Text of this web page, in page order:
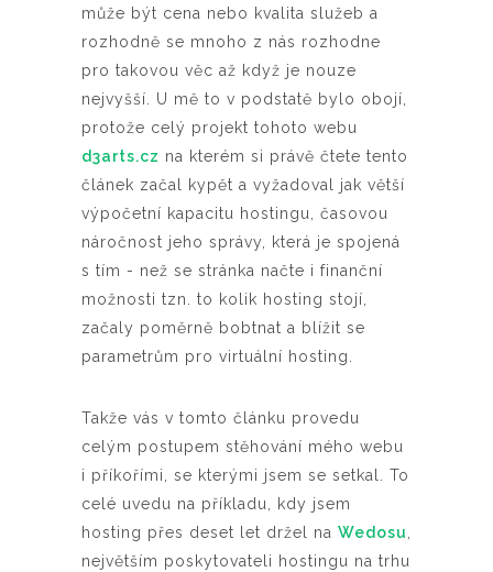
může být cena nebo kvalita služeb a
rozhodně se mnoho z nás rozhodne
pro takovou věc až když je nouze
nejvyšší. U mě to v podstatě bylo obojí,
protože celý projekt tohoto webu
d3arts.cz na kterém si právě čtete tento
článek začal kypět a vyžadoval jak větší
výpočetní kapacitu hostingu, časovou
náročnost jeho správy, která je spojená
s tím - než se stránka načte i finanční
možnosti tzn. to kolik hosting stojí,
začaly poměrně bobtnat a blížit se
parametrům pro virtuální hosting.
Takže vás v tomto článku provedu
celým postupem stěhování mého webu
i příkořími, se kterými jsem se setkal. To
celé uvedu na příkladu, kdy jsem
hosting přes deset let držel na Wedosu,
největším poskytovateli hostingu na trhu